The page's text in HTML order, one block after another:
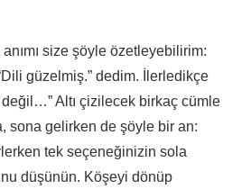
size şöyle özetleyebilirim:
güzelmiş.” dedim. İlerledikçe
Altı çizilecek birkaç cümle
sona gelirken de şöyle bir an:
tek seçeneğinizin sola
düşünün. Köşeyi dönüp